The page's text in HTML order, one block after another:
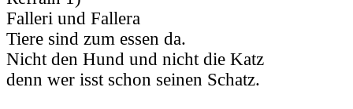
Falleri und Fallera
Tiere sind zum essen da.
Nicht den Hund und nicht die Katz
denn wer isst schon seinen Schatz.